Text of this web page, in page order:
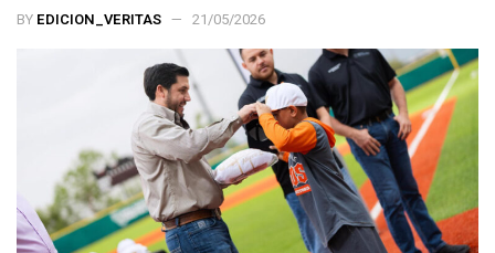
BY EDICION_VERITAS 21/05/2026